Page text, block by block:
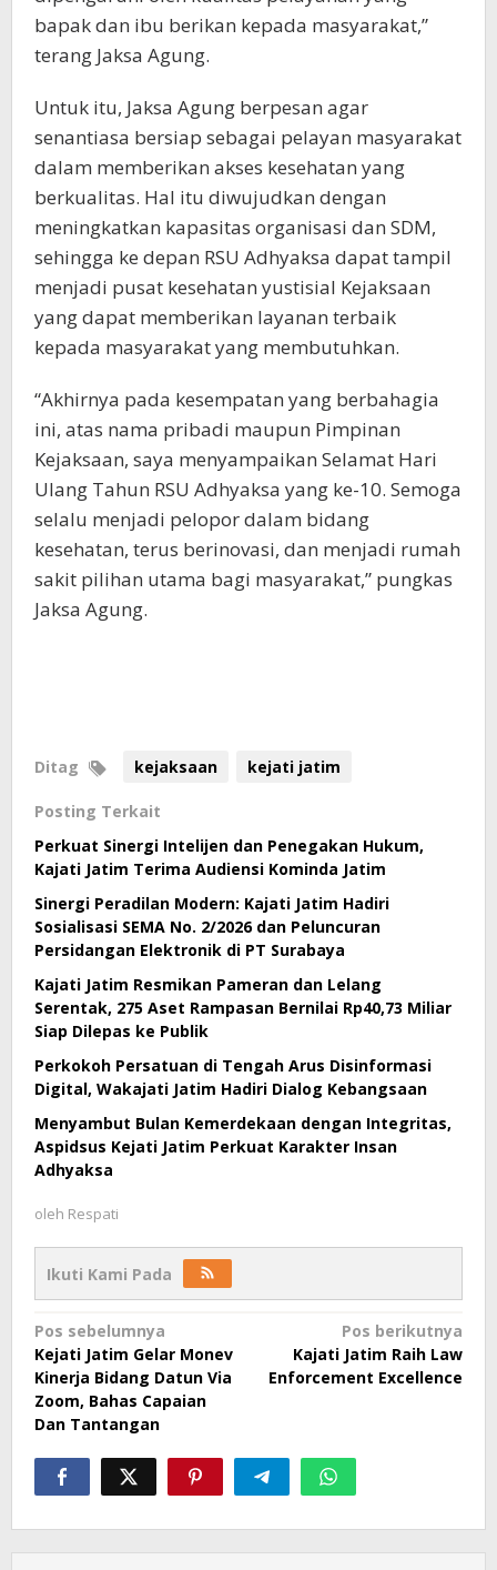
bapak dan ibu berikan kepada masyarakat,”
terang Jaksa Agung.
Untuk itu, Jaksa Agung berpesan agar
senantiasa bersiap sebagai pelayan masyarakat
dalam memberikan akses kesehatan yang
berkualitas. Hal itu diwujudkan dengan
meningkatkan kapasitas organisasi dan SDM,
sehingga ke depan RSU Adhyaksa dapat tampil
menjadi pusat kesehatan yustisial Kejaksaan
yang dapat memberikan layanan terbaik
kepada masyarakat yang membutuhkan.
“Akhirnya pada kesempatan yang berbahagia
ini, atas nama pribadi maupun Pimpinan
Kejaksaan, saya menyampaikan Selamat Hari
Ulang Tahun RSU Adhyaksa yang ke-10. Semoga
selalu menjadi pelopor dalam bidang
kesehatan, terus berinovasi, dan menjadi rumah
sakit pilihan utama bagi masyarakat,” pungkas
Jaksa Agung.
Ditag kejaksaan kejati jatim
Posting Terkait
Perkuat Sinergi Intelijen dan Penegakan Hukum,
Kajati Jatim Terima Audiensi Kominda Jatim
Sinergi Peradilan Modern: Kajati Jatim Hadiri
Sosialisasi SEMA No. 2/2026 dan Peluncuran
Persidangan Elektronik di PT Surabaya
Kajati Jatim Resmikan Pameran dan Lelang
Serentak, 275 Aset Rampasan Bernilai Rp40,73 Miliar
Siap Dilepas ke Publik
Perkokoh Persatuan di Tengah Arus Disinformasi
Digital, Wakajati Jatim Hadiri Dialog Kebangsaan
Menyambut Bulan Kemerdekaan dengan Integritas,
Aspidsus Kejati Jatim Perkuat Karakter Insan
Adhyaksa
oleh Respati
Ikuti Kami Pada
Navigasi
pos
Pos sebelumnya
Kejati Jatim Gelar Monev
Kinerja Bidang Datun Via
Zoom, Bahas Capaian
Dan Tantangan
Pos berikutnya
Kajati Jatim Raih Law
Enforcement Excellence